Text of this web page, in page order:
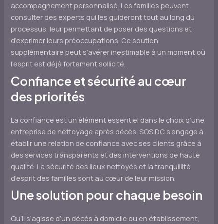
accompagnement personnalisé. Les familles peuvent
consulter des experts qui les guideront tout au long du
processus, leur permettant de poser des questions et
d’exprimer leurs préoccupations. Ce soutien
supplémentaire peut s’avérer inestimable à un moment où
l’esprit est déjà fortement sollicité.
Confiance et sécurité au cœur
des priorités
La confiance est un élément essentiel dans le choix d’une
entreprise de nettoyage après décès. SOS DC s’engage à
établir une relation de confiance avec ses clients grâce à
des services transparents et des interventions de haute
qualité. La sécurité des lieux nettoyés et la tranquillité
d’esprit des familles sont au cœur de leur mission.
Une solution pour chaque besoin
Qu’il s’agisse d’un décès à domicile ou en établissement,